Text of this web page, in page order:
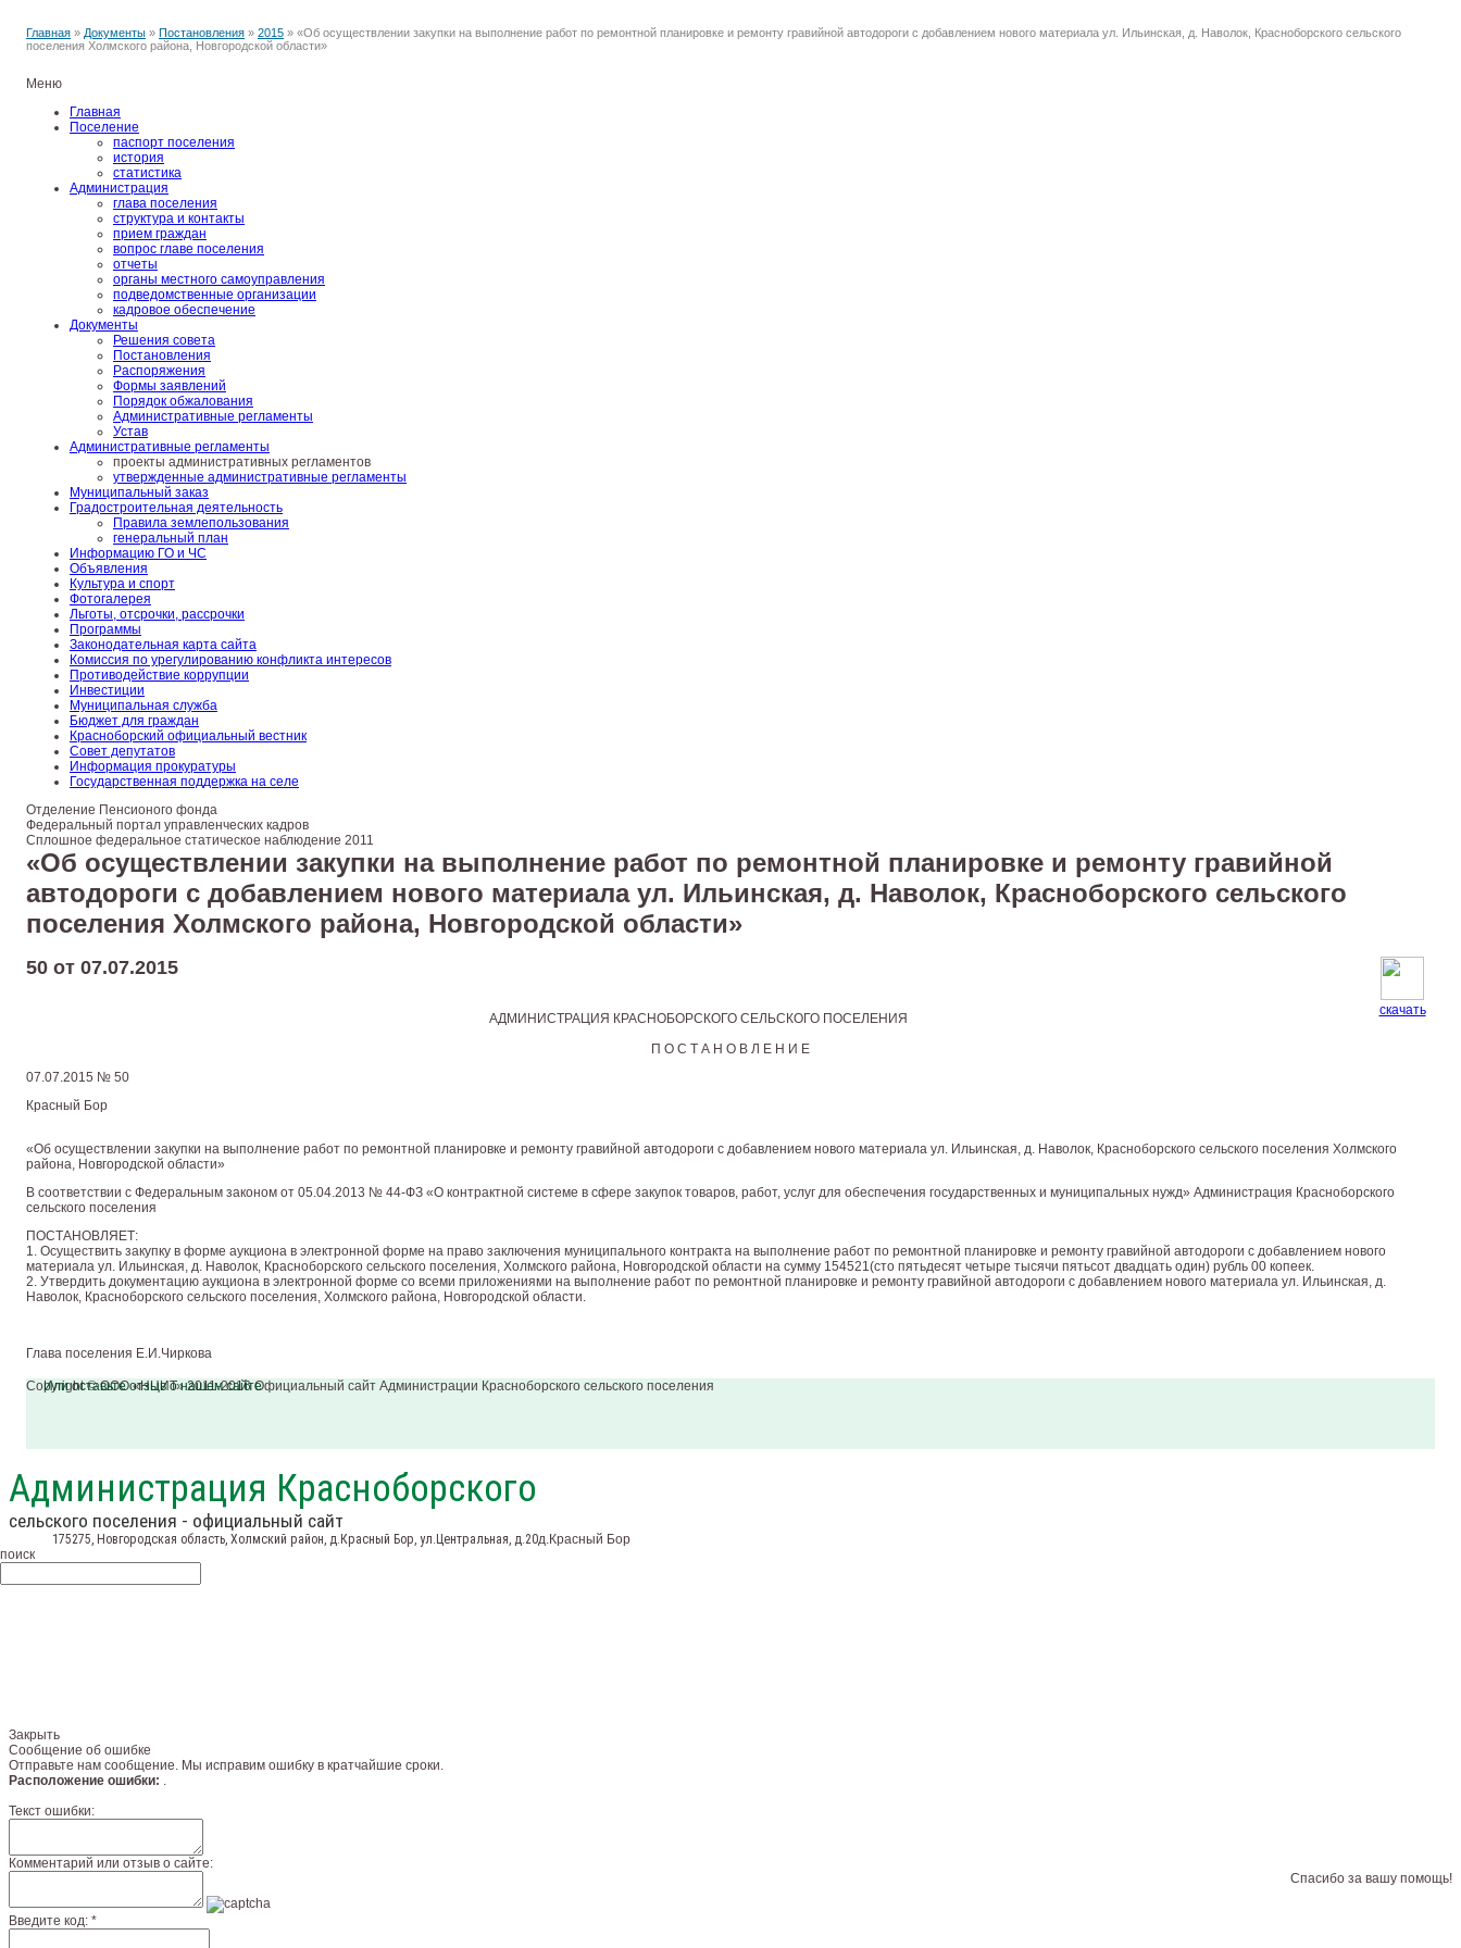
Главная » Документы » Постановления » 2015 » «Об осуществлении закупки на выполнение работ по ремонтной планировке и ремонту гравийной автодороги с добавлением нового материала ул. Ильинская, д. Наволок, Красноборского сельского
поселения Холмского района, Новгородской области»
Меню
Главная
Поселение
паспорт поселения
история
статистика
Администрация
глава поселения
структура и контакты
прием граждан
вопрос главе поселения
отчеты
органы местного самоуправления
подведомственные организации
кадровое обеспечение
Документы
Решения совета
Постановления
Распоряжения
Формы заявлений
Порядок обжалования
Административные регламенты
Устав
Административные регламенты
проекты административных регламентов
утвержденные административные регламенты
Муниципальный заказ
Градостроительная деятельность
Правила землепользования
генеральный план
Информацию ГО и ЧС
Объявления
Культура и спорт
Фотогалерея
Льготы, отсрочки, рассрочки
Программы
Законодательная карта сайта
Комиссия по урегулированию конфликта интересов
Противодействие коррупции
Инвестиции
Муниципальная служба
Бюджет для граждан
Красноборский официальный вестник
Совет депутатов
Информация прокуратуры
Государственная поддержка на селе
Отделение Пенсионого фонда
Федеральный портал управленческих кадров
Сплошное федеральное статическое наблюдение 2011
«Об осуществлении закупки на выполнение работ по ремонтной планировке и ремонту гравийной
автодороги с добавлением нового материала ул. Ильинская, д. Наволок, Красноборского сельского
поселения Холмского района, Новгородской области»
скачать
50 от 07.07.2015
АДМИНИСТРАЦИЯ КРАСНОБОРСКОГО СЕЛЬСКОГО ПОСЕЛЕНИЯ
П О С Т А Н О В Л Е Н И Е
07.07.2015 № 50
Красный Бор
«Об осуществлении закупки на выполнение работ по ремонтной планировке и ремонту гравийной автодороги с добавлением нового материала ул. Ильинская, д. Наволок, Красноборского сельского поселения Холмского
района, Новгородской области»
В соответствии с Федеральным законом от 05.04.2013 № 44-ФЗ «О контрактной системе в сфере закупок товаров, работ, услуг для обеспечения государственных и муниципальных нужд» Администрация Красноборского
сельского поселения
ПОСТАНОВЛЯЕТ:
1. Осуществить закупку в форме аукциона в электронной форме на право заключения муниципального контракта на выполнение работ по ремонтной планировке и ремонту гравийной автодороги с добавлением нового
материала ул. Ильинская, д. Наволок, Красноборского сельского поселения, Холмского района, Новгородской области на сумму 154521(сто пятьдесят четыре тысячи пятьсот двадцать один) рубль 00 копеек.
2. Утвердить документацию аукциона в электронной форме со всеми приложениями на выполнение работ по ремонтной планировке и ремонту гравийной автодороги с добавлением нового материала ул. Ильинская, д.
Наволок, Красноборского сельского поселения, Холмского района, Новгородской области.
Глава поселения Е.И.Чиркова
Или оставьте отзыв о нашем сайте
Copyright © ООО «НЦИТ» 2011-2016 Официальный сайт Администрации Красноборского сельского поселения
Администрация Красноборского
сельского поселения - официальный сайт
175275, Новгородская область, Холмский район, д.Красный Бор, ул.Центральная, д.20д.Красный Бор
Телефон:
поиск
Закрыть
Сообщение об ошибке
Отправьте нам сообщение. Мы исправим ошибку в кратчайшие сроки.
Расположение ошибки: .
Текст ошибки:
Комментарий или отзыв о сайте:
Спасибо за вашу помощь!
Введите код: *